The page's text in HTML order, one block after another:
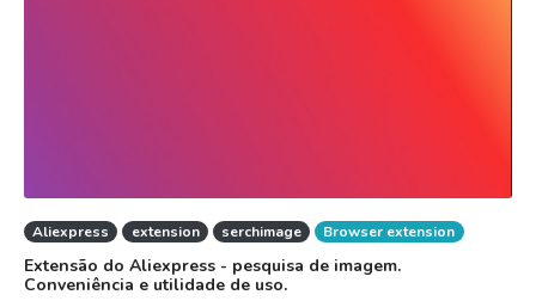
Aliexpress extension serchimage Browser extension
Extensão do Aliexpress - pesquisa de imagem.
Conveniência e utilidade de uso.